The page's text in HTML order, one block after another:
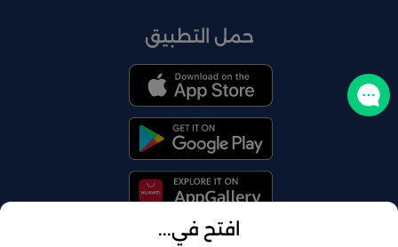
افتح في...
حمل التطبيق
تواصل معنا